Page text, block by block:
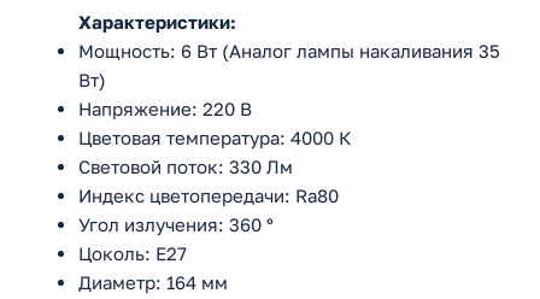
Характеристики:
Мощность: 6 Вт (Аналог лампы накаливания 35
Вт)
Напряжение: 220 В
Цветовая температура: 4000 К
Световой поток: 330 Лм
Индекс цветопередачи: Ra80
Угол излучения: 360 °
Цоколь: E27
Диаметр: 164 мм